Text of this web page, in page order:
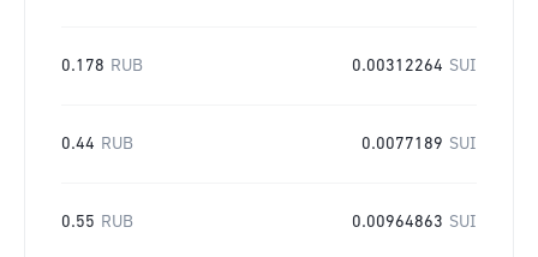
0.178 RUB 0.00312264 SUI
0.44 RUB 0.0077189 SUI
0.55 RUB 0.00964863 SUI